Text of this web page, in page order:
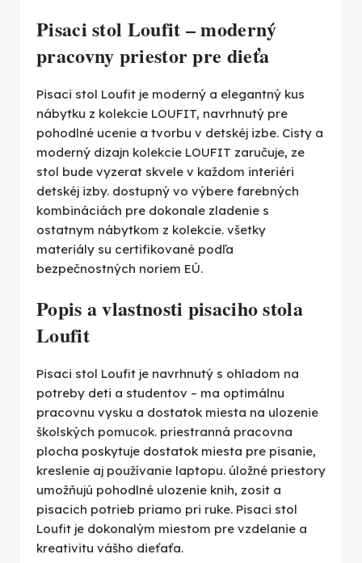
Pisaci stol Loufit – moderný
pracovny priestor pre dieťa
Pisaci stol Loufit je moderný a elegantný kus
nábytku z kolekcie LOUFIT, navrhnutý pre
pohodlné ucenie a tvorbu v detskéj izbe. Cisty a
moderný dizajn kolekcie LOUFIT zaručuje, ze
stol bude vyzerat skvele v každom interiéri
detskéj izby. dostupný vo výbere farebných
kombináciách pre dokonale zladenie s
ostatnym nábytkom z kolekcie. všetky
materiály su certifikované podľa
bezpečnostných noriem EÚ.
Popis a vlastnosti pisaciho stola
Loufit
Pisaci stol Loufit je navrhnutý s ohladom na
potreby deti a studentov – ma optimálnu
pracovnu vysku a dostatok miesta na ulozenie
školských pomucok. priestranná pracovna
plocha poskytuje dostatok miesta pre pisanie,
kreslenie aj používanie laptopu. úložné priestory
umožňujú pohodlné ulozenie knih, zosit a
pisacich potrieb priamo pri ruke. Pisaci stol
Loufit je dokonalým miestom pre vzdelanie a
kreativitu vášho dieťaťa.